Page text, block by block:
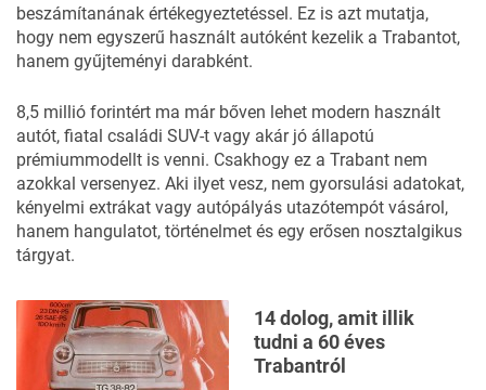
beszámítanának értékegyeztetéssel. Ez is azt mutatja,
hogy nem egyszerű használt autóként kezelik a Trabantot,
hanem gyűjteményi darabként.
8,5 millió forintért ma már bőven lehet modern használt
autót, fiatal családi SUV-t vagy akár jó állapotú
prémiummodellt is venni. Csakhogy ez a Trabant nem
azokkal versenyez. Aki ilyet vesz, nem gyorsulási adatokat,
kényelmi extrákat vagy autópályás utazótempót vásárol,
hanem hangulatot, történelmet és egy erősen nosztalgikus
tárgyat.
14 dolog, amit illik
tudni a 60 éves
Trabantról